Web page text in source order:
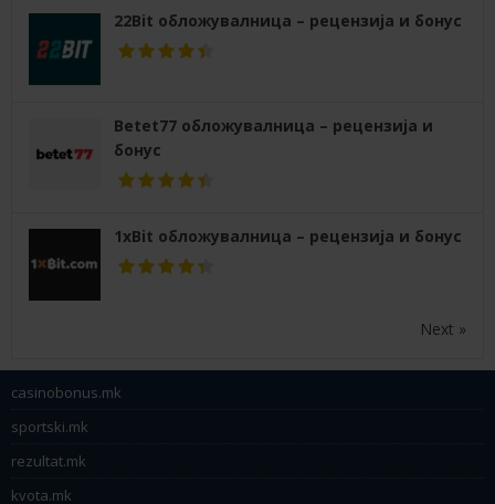
22Bit обложувалница – рецензија и бонус
Betet77 обложувалница – рецензија и
бонус
1xBit обложувалница – рецензија и бонус
Next »
casinobonus.mk
sportski.mk
rezultat.mk
kvota.mk